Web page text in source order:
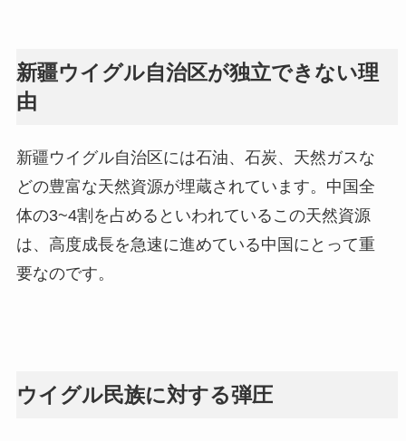
新疆ウイグル自治区が独立できない理
由
新疆ウイグル自治区には石油、石炭、天然ガスな
どの豊富な天然資源が埋蔵されています。中国全
体の3~4割を占めるといわれているこの天然資源
は、高度成長を急速に進めている中国にとって重
要なのです。
ウイグル民族に対する弾圧